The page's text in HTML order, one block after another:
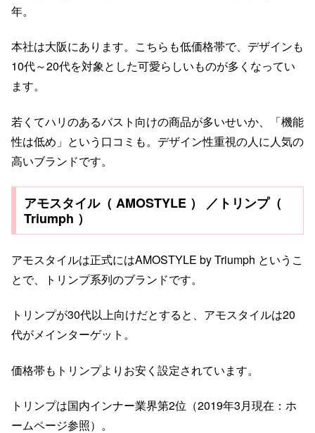
年。
本社は大阪にあります。こちらも低価格帯で、デザインも
10代～20代を対象とした可愛らしいものが多くなってい
ます。
若くてハリのあるバスト向けの商品が多いせいか、「機能
性は低め」という口コミも。デザイン性重視の人に人気の
高いブランドです。
アモスタイル（ AMOSTYLE ） ／トリンプ（
Triumph ）
アモスタイルは正式にはAMOSTYLE by Triumph というこ
とで、トリンプ系列のブランドです。
トリンプが30代以上向けだとすると、アモスタイルは20
代がメインターゲット。
価格帯もトリンプよりお安く設定されています。
トリンプは国内インナー業界第2位（2019年3月現在：ホ
ームページ参照）。